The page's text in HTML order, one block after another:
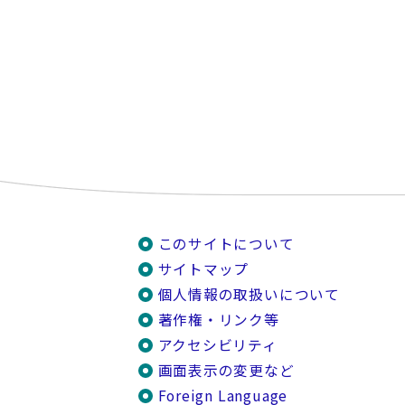
このサイトについて
サイトマップ
個人情報の取扱いについて
著作権・リンク等
アクセシビリティ
画面表示の変更など
Foreign Language